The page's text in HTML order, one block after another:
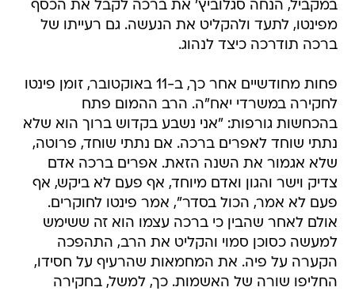
במקביל, הנחה סגלוביץ' את ברכה לקבל את הכסף
מפינטו, לתעד ולהקליט את הנעשה. גם רעייתו של
ברכה תודרכה כיצד לנהוג.
פחות מחודשיים אחר כך, ב-11 באוקטובר, זומן פינטו
לחקירה במשרדי יאח"ה. הרב ההמום פתח
בהכחשות גורפות: "אני נשבע בקדוש ברוך הוא שלא
נתתי שוחד לאפרים ברכה. אם נתתי שוחד, פרוטה,
שלא אגמור את השנה הזאת. אפרים ברכה אדם
צדיק וישר והגון ואדם מיוחד, אף פעם לא ביקש, אף
פעם לא אמר, הכול בסדר", אמר פינטו לחוקרים.
אולם לאחר שהבין כי ברכה עצמו הוא זה ששימש
למעשה כסוכן סמוי והקליט את הרב, התהפכה
הקערה על פיה. את המחמאות שהרעיף על חסידו,
החליפו שורה של האשמות. כך, למשל, בחקירה